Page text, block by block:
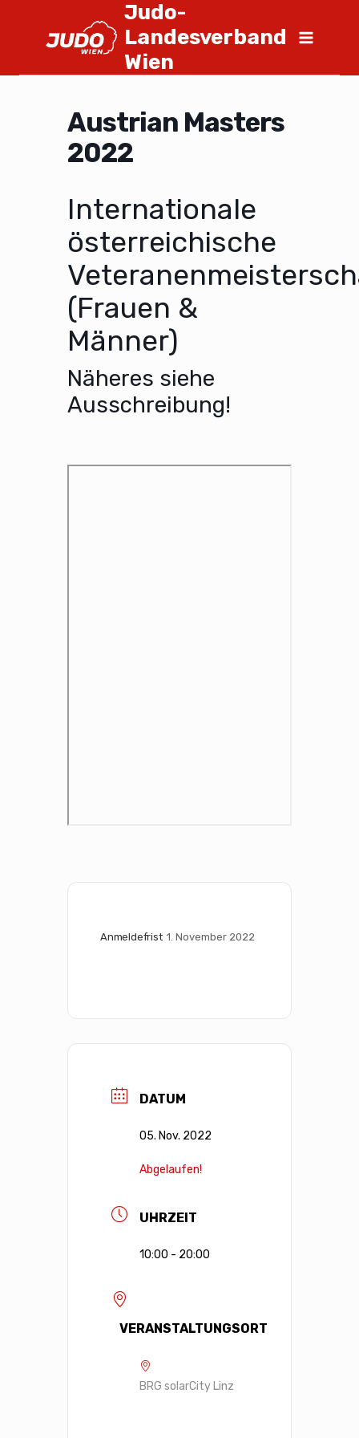
Judo-
Landesverband
Wien
Austrian Masters
2022
Internationale
österreichische
(Frauen &
Männer)
Näheres siehe
Ausschreibung!
Anmeldefrist 1. November 2022
DATUM
05. Nov. 2022
Abgelaufen!
UHRZEIT
10:00 - 20:00
VERANSTALTUNGSORT
BRG solarCity Linz